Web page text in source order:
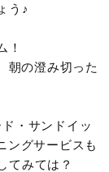
う♪
！
朝の澄み切った
・サンドイッ
ングサービスも
てみては？